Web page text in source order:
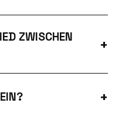
ZWISCHEN